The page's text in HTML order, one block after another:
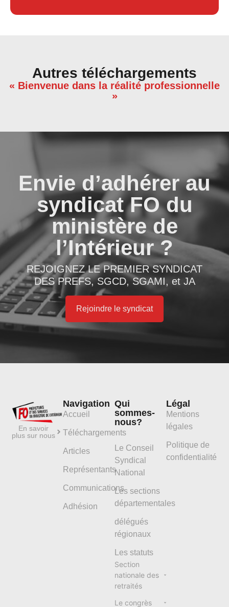
Autres téléchargements
« Bienvenue dans la réalité professionnelle
»
Envie d’adhérer au
syndicat FO du
ministère de
l’Intérieur ?
REJOIGNEZ LE PREMIER SYNDICAT
DES PREFS, SGCD, SGAMI, et JA
Rejoindre le syndicat
En savoir
plus sur nous
Navigation
Accueil
Téléchargements
Articles
Représentants
Communications
Adhésion
Qui
sommes-
nous?
Le Conseil
Syndical
National
Les sections
départementales
délégués
régionaux
Les statuts
Section
nationale des
retraités
Le congrès
Légal
Mentions
légales
Politique de
confidentialité